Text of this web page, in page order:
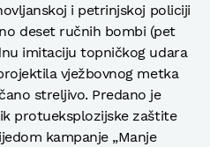
i petrinjskoj policiji
deset ručnih bombi (pet
imitaciju topničkog udara
vježbovnog metka
streljivo. Predano je
protueksplozijske zaštite
kampanje „Manje